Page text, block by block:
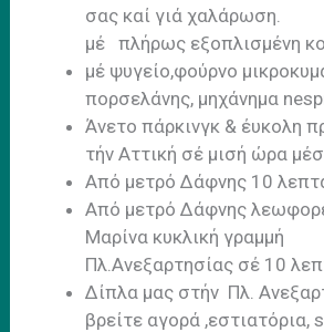
σας καί γιά χαλάρωση.
μέ πλήρως εξοπλισμένη
μέ ψυγείο,φούρνο
πορσελάνης, μηχάνημα
Άνετο πάρκινγκ & έυκολη
τήν Αττική σέ μισή ώρα
Από μετρό Δάφνης 10
Από μετρό Δάφνης
Μαρίνα κυκλική
Πλ.Ανεξαρτησίας σέ 10
Δίπλα μας στήν Πλ.
βρείτε αγορά ,εστιατόρια,